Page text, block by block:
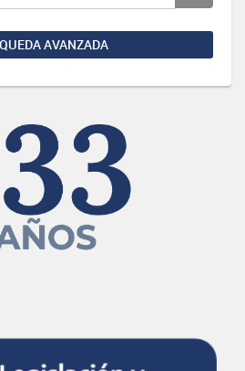
AVANZADA